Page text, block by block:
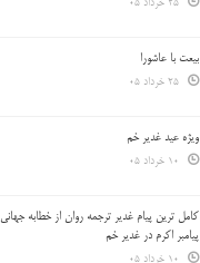
بیعت با عاشورا
ویژه عید غدیر خم
کامل ترین پیام غدیر ترجمه روان از خطابه جهانی
پیامبر اکرم در غدیر خم